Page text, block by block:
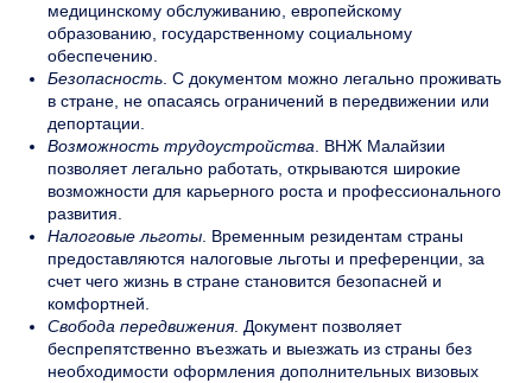
медицинскому обслуживанию, европейскому
образованию, государственному социальному
обеспечению.
Безопасность. С документом можно легально проживать
в стране, не опасаясь ограничений в передвижении или
депортации.
Возможность трудоустройства. ВНЖ Малайзии
позволяет легально работать, открываются широкие
возможности для карьерного роста и профессионального
развития.
Налоговые льготы. Временным резидентам страны
предоставляются налоговые льготы и преференции, за
счет чего жизнь в стране становится безопасней и
комфортней.
Свобода передвижения. Документ позволяет
беспрепятственно въезжать и выезжать из страны без
необходимости оформления дополнительных визовых